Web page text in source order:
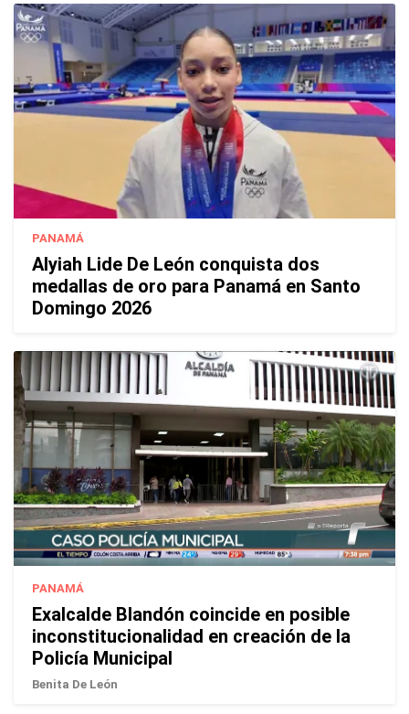
PANAMÁ
Alyiah Lide De León conquista dos
medallas de oro para Panamá en Santo
Domingo 2026
PANAMÁ
Exalcalde Blandón coincide en posible
inconstitucionalidad en creación de la
Policía Municipal
Benita De León